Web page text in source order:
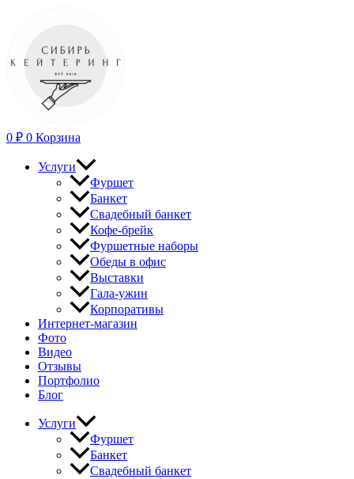
Перейти
0 ₽ 0 Корзина
Услуги
Фуршет
Банкет
Свадебный банкет
Кофе-брейк
Фуршетные наборы
Обеды в офис
Выставки
Гала-ужин
Корпоративы
Интернет-магазин
Фото
Видео
Отзывы
Портфолио
Блог
Услуги
Фуршет
Банкет
Свадебный банкет